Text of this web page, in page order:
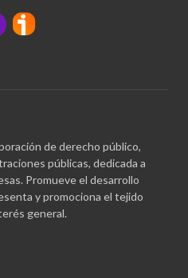
de derecho público,
públicas, dedicada a
Promueve el desarrollo
y promociona el tejido
general.